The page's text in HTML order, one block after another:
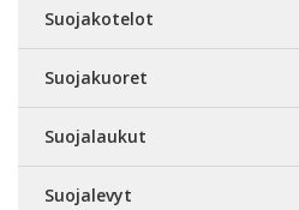
Suojakotelot
Suojakuoret
Suojalaukut
Suojalevyt